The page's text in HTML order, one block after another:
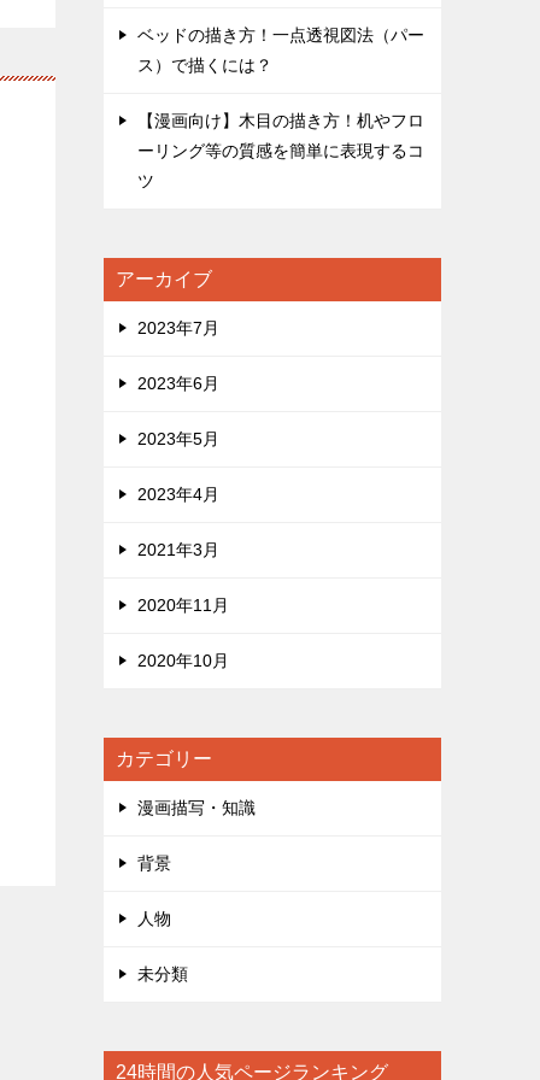
ベッドの描き方！一点透視図法（パー
ス）で描くには？
【漫画向け】木目の描き方！机やフロ
ーリング等の質感を簡単に表現するコ
ツ
アーカイブ
2023年7月
2023年6月
2023年5月
2023年4月
2021年3月
2020年11月
2020年10月
カテゴリー
漫画描写・知識
背景
人物
未分類
24時間の人気ページランキング